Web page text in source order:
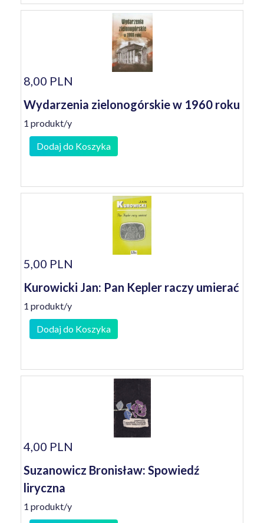
8,00 PLN
Wydarzenia zielonogórskie w 1960 roku
1 produkt/y
Dodaj do Koszyka
5,00 PLN
Kurowicki Jan: Pan Kepler raczy umierać
1 produkt/y
Dodaj do Koszyka
4,00 PLN
Suzanowicz Bronisław: Spowiedź
liryczna
1 produkt/y